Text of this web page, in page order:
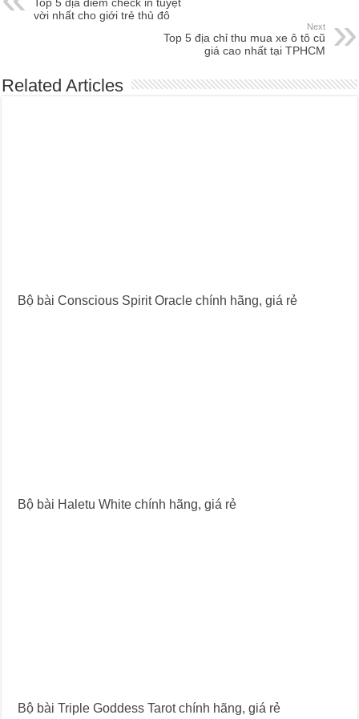
Top 5 địa điểm check in tuyệt
vời nhất cho giới trẻ thủ đô
Next
Top 5 địa chỉ thu mua xe ô tô cũ
giá cao nhất tại TPHCM
Related Articles
Bộ bài Conscious Spirit Oracle chính hãng, giá rẻ
Bộ bài Haletu White chính hãng, giá rẻ
Bộ bài Triple Goddess Tarot chính hãng, giá rẻ